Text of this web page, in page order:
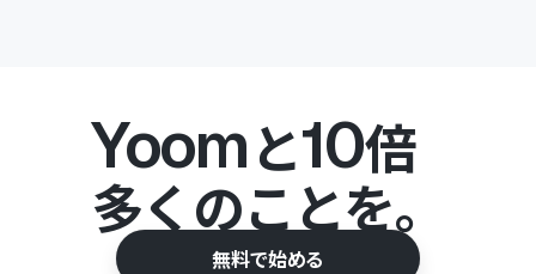
Yoomと10倍
多くのことを。
無料で始める